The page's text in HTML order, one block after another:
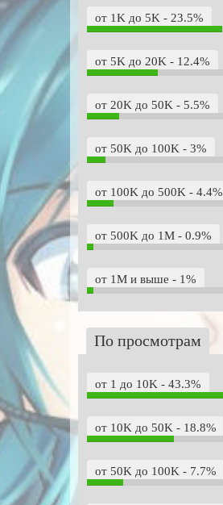
от 1K до 5K - 23.5%
от 5K до 20K - 12.4%
от 20K до 50K - 5.5%
от 50K до 100K - 3%
от 100K до 500K - 4.4%
от 500K до 1M - 0.9%
от 1M и выше - 1%
По просмотрам
от 1 до 10K - 43.3%
от 10K до 50K - 18.8%
от 50K до 100K - 7.7%